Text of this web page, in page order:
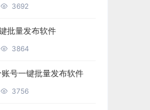
3692
批量发布软件
3864
号一键批量发布软件
3756